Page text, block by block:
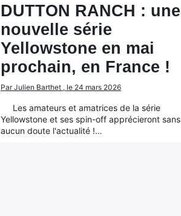
DUTTON RANCH : une
nouvelle série
Yellowstone en mai
prochain, en France !
Par Julien Barthet , le 24 mars 2026
Les amateurs et amatrices de la série
Yellowstone et ses spin-off apprécieront sans
aucun doute l'actualité !…